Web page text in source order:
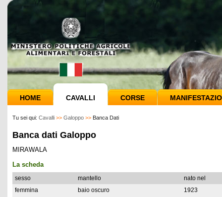
HOME CAVALLI CORSE
Tu sei qui: Cavalli >> Galoppo >> Banca Dati
Banca dati Galoppo
MIRAWALA
La scheda
sesso mantello
nato nel
femmina
baio oscuro 1923